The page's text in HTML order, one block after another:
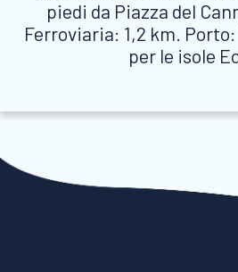
piedi da Piazza del
Ferroviaria: 1,2 km.
per le isole